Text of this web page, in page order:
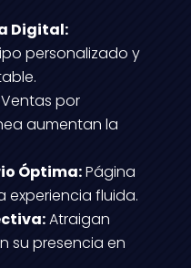
Digital:
personalizado y
por
aumentan la
Óptima:Página
fluida.
Atraigan
su presencia en